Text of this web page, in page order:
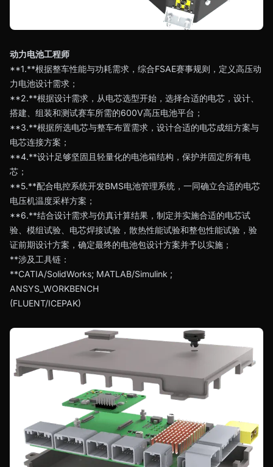
动力电池工程师
**1.**根据整车性能与功耗需求，综合FSAE赛事规则，定义高压动
力电池设计需求；
**2.**根据设计需求，从电芯选型开始，选择合适的电芯，设计、
搭建、组装和测试赛车所需的600V高压电池平台；
**3.**根据所选电芯与整车布置需求，设计合适的电芯成组方案与
电芯连接方案；
**4.**设计足够坚固且轻量化的电池箱结构，保护并固定所有电
芯；
**5.**配合电控系统开发BMS电池管理系统，一同确立合适的电芯
电压机温度采样方案；
**6.**结合设计需求与仿真计算结果，制定并实施合适的电芯试
验、模组试验、电芯焊接试验，散热性能试验和整包性能试验，验
证前期设计方案，确定最终的电池包设计方案并予以实施；
**涉及工具链：
**CATIA/SolidWorks; MATLAB/Simulink ;
ANSYS_WORKBENCH
(FLUENT/ICEPAK)